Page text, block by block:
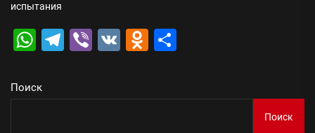
испытания
WhatsApp
Telegram
Viber
VK Odnoklassniki
Поиск
Поиск